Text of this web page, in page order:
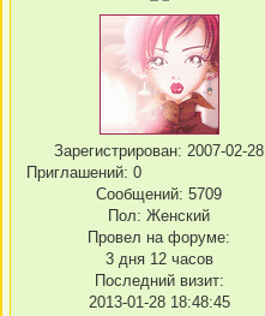
Зарегистрирован: 2007-02-28
Приглашений: 0
Сообщений: 5709
Пол: Женский
Провел на форуме:
3 дня 12 часов
Последний визит:
2013-01-28 18:48:45